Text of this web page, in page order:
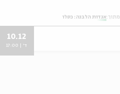
מתוך:אגדות הלבנה: כסלו
10.12
ד' | 17:00